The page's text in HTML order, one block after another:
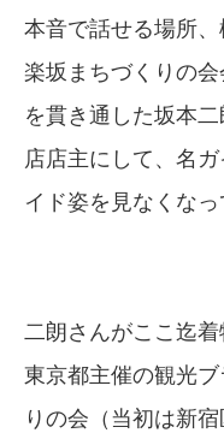
本音で話せる場所
楽坂まちづくりの
を貫き通した坂本
店店主にして、名
イド姿を見なくなっ
二朗さんがここ迄着
東京都主催の観光
りの会（当初は新